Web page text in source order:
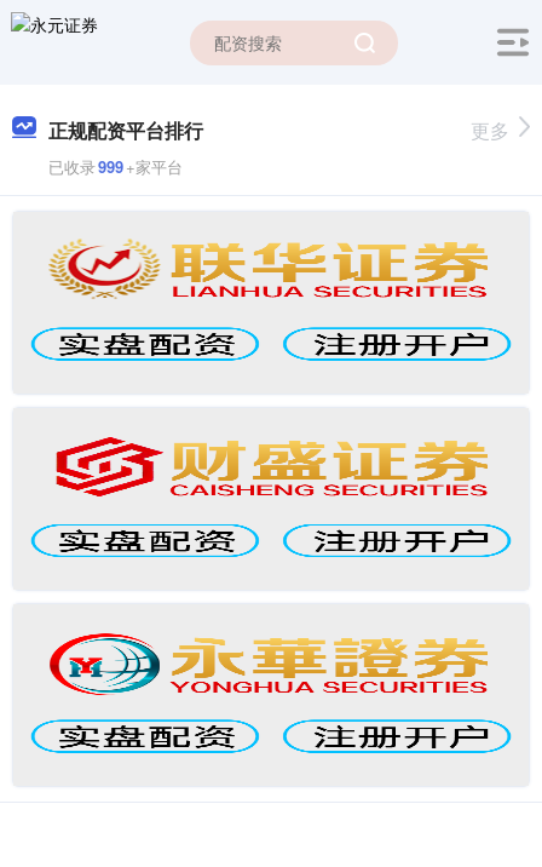
正规配资平台排行
已收录999+家平台
更多